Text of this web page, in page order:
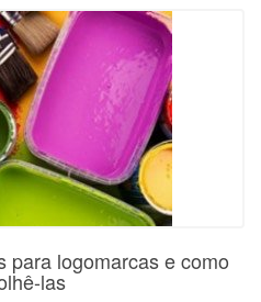
para logomarcas e como
las